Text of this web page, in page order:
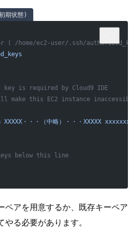
状態)
( /home/ec2-user/.ssh/
is required by Cloud9 IDE
make this EC2 instance
XXXXX・・・（中略）・・・XXXXX
below this line
ペアを用意するか、既存キーペア
る必要があります。